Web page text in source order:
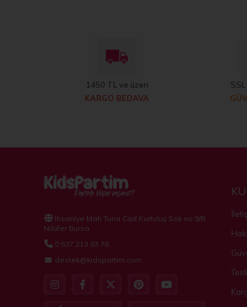
1450 TL ve üzeri
KARGO BEDAVA
İhsaniye Mah Tuna Cad Kurtuluş Sok no:9/B
Nilüfer Bursa
0 537 213 83 76
destek@kidspartim.com